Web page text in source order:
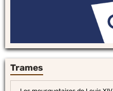
Trames